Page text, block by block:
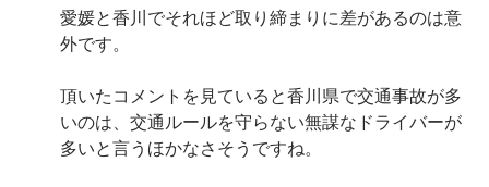
愛媛と香川でそれほど取り締まりに差があるのは意
外です。
頂いたコメントを見ていると香川県で交通事故が多
いのは、交通ルールを守らない無謀なドライバーが
多いと言うほかなさそうですね。